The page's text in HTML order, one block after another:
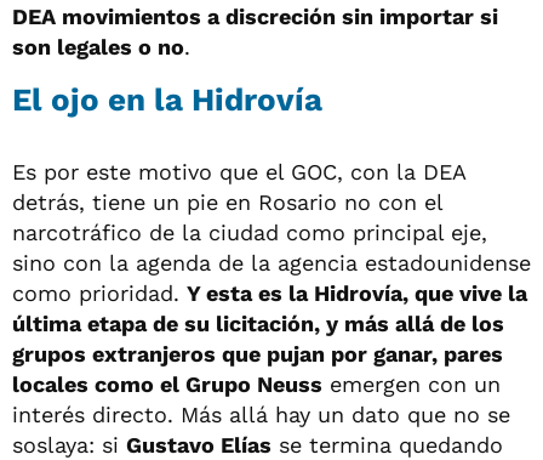
DEA movimientos a discreción sin importar si
son legales o no.
El ojo en la Hidrovía
Es por este motivo que el GOC, con la DEA
detrás, tiene un pie en Rosario no con el
narcotráfico de la ciudad como principal eje,
sino con la agenda de la agencia estadounidense
como prioridad. Y esta es la Hidrovía, que vive la
última etapa de su licitación, y más allá de los
grupos extranjeros que pujan por ganar, pares
locales como el Grupo Neuss emergen con un
interés directo. Más allá hay un dato que no se
soslaya: si Gustavo Elías se termina quedando